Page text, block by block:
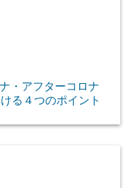
・アフターコロナ
る４つのポイント